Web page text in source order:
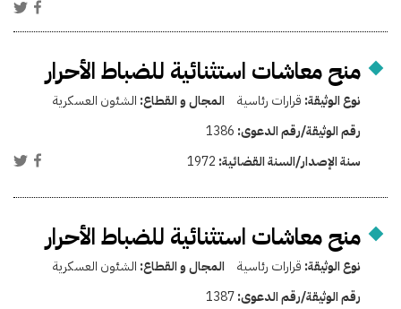
منح معاشات استثنائية للضباط الأحرار
نوع الوثيقة: قرارات رئاسية المجال و القطاع: الشئون العسكرية
رقم الوثيقة/رقم الدعوى: 1386
سنة الإصدار/السنة القضائية: 1972
منح معاشات استثنائية للضباط الأحرار
نوع الوثيقة: قرارات رئاسية المجال و القطاع: الشئون العسكرية
رقم الوثيقة/رقم الدعوى:1387